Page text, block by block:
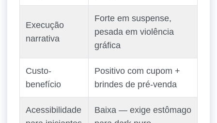
Execução
narrativa
Forte em suspense,
pesada em violência
gráfica
Custo-
benefício
Positivo com cupom +
brindes de pré-venda
Acessibilidade
Baixa — exige estômago